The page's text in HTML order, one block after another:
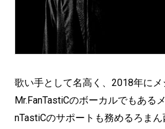
歌い手として名高く、2018年に
Mr.FanTastiCのボーカルでもある
nTastiCのサポートも務めるろま